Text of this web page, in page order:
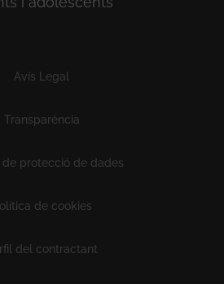
Avís Legal
Transparència
de protecció de dades
de cookies
del contractant